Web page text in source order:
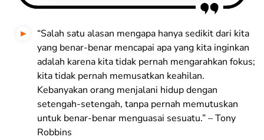
“Salah satu alasan mengapa hanya sedikit dari kita
yang benar-benar mencapai apa yang kita inginkan
adalah karena kita tidak pernah mengarahkan fokus;
kita tidak pernah memusatkan keahilan.
Kebanyakan orang menjalani hidup dengan
setengah-setengah, tanpa pernah memutuskan
untuk benar-benar menguasai sesuatu.” – Tony
Robbins